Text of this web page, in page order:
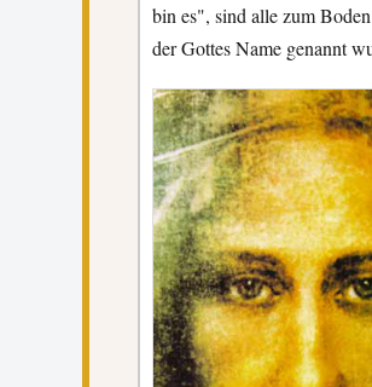
bin es", sind alle zum
der Gottes Name genannt